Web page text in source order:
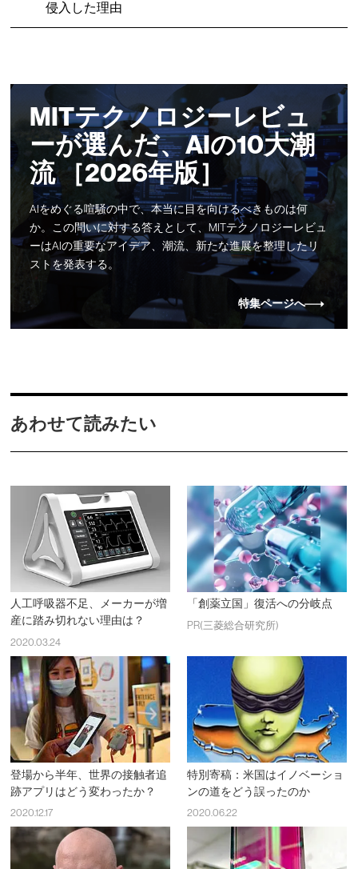
侵入した理由
MITテクノロジーレビュ
ーが選んだ、AIの10大潮
流 ［2026年版］
AIをめぐる喧騒の中で、本当に目を向けるべきものは何
か。この問いに対する答えとして、MITテクノロジーレビュ
ーはAIの重要なアイデア、潮流、新たな進展を整理したリ
ストを発表する。
特集ページへ
あわせて読みたい
人工呼吸器不足、メーカーが増
産に踏み切れない理由は？
2020.03.24
「創薬立国」復活への分岐点
PR(三菱総合研究所)
登場から半年、世界の接触者追
跡アプリはどう変わったか？
2020.12.17
特別寄稿：米国はイノベーショ
ンの道をどう誤ったのか
2020.06.22